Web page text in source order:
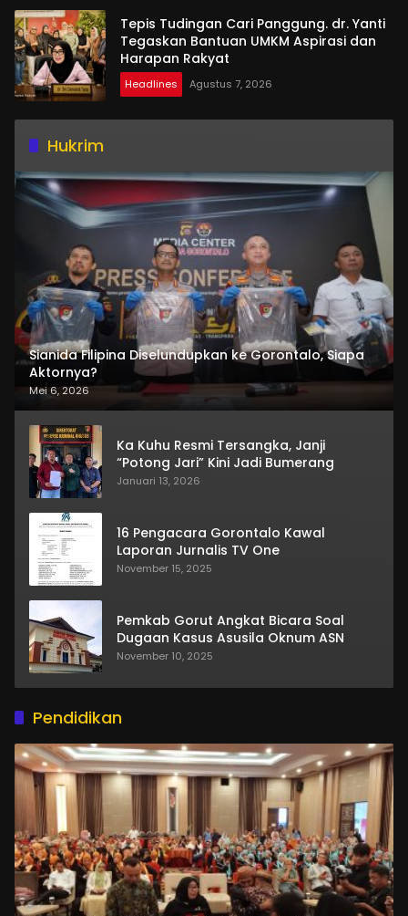
Tepis Tudingan Cari Panggung. dr. Yanti
Tegaskan Bantuan UMKM Aspirasi dan
Harapan Rakyat
Headlines Agustus 7, 2026
Hukrim
Sianida Filipina Diselundupkan ke Gorontalo, Siapa
Aktornya?
Mei 6, 2026
Ka Kuhu Resmi Tersangka, Janji
“Potong Jari” Kini Jadi Bumerang
Januari 13, 2026
16 Pengacara Gorontalo Kawal
Laporan Jurnalis TV One
November 15, 2025
Pemkab Gorut Angkat Bicara Soal
Dugaan Kasus Asusila Oknum ASN
November 10, 2025
Pendidikan